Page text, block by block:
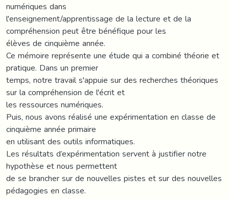
numériques dans
l'enseignement/apprentissage de la lecture et de la
compréhension peut être bénéfique pour les
élèves de cinquième année.
Ce mémoire représente une étude qui a combiné théorie et
pratique. Dans un premier
temps, notre travail s'appuie sur des recherches théoriques
sur la compréhension de l'écrit et
les ressources numériques.
Puis, nous avons réalisé une expérimentation en classe de
cinquième année primaire
en utilisant des outils informatiques.
Les résultats d’expérimentation servent à justifier notre
hypothèse et nous permettent
de se brancher sur de nouvelles pistes et sur des nouvelles
pédagogies en classe.